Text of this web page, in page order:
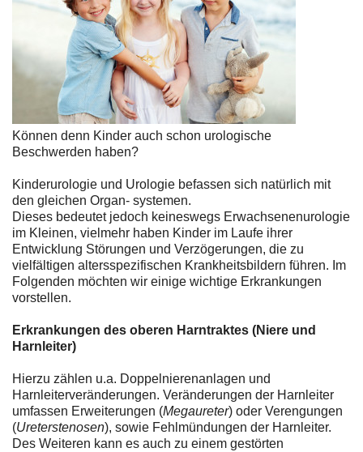
Können denn Kinder auch schon urologische
Beschwerden haben?
Kinderurologie und Urologie befassen sich natürlich mit
den gleichen Organ- systemen.
Dieses bedeutet jedoch keineswegs Erwachsenenurologie
im Kleinen, vielmehr haben Kinder im Laufe ihrer
Entwicklung Störungen und Verzögerungen, die zu
vielfältigen altersspezifischen Krankheitsbildern führen. Im
Folgenden möchten wir einige wichtige Erkrankungen
vorstellen.
Erkrankungen des oberen Harntraktes (Niere und
Harnleiter)
Hierzu zählen u.a. Doppelnierenanlagen und
Harnleiterveränderungen. Veränderungen der Harnleiter
umfassen Erweiterungen (Megaureter) oder Verengungen
(Ureterstenosen), sowie Fehlmündungen der Harnleiter.
Des Weiteren kann es auch zu einem gestörten